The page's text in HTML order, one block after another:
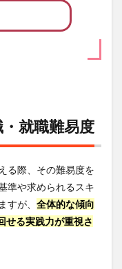
就職難易度
る際、その難易度を
準や求められるスキ
すが、 全体的な傾向
せる実践力が重視さ